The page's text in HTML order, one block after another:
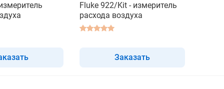
Fluke 922/Kit - измеритель
расхода воздуха
Заказать